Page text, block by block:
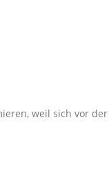
weil sich vor